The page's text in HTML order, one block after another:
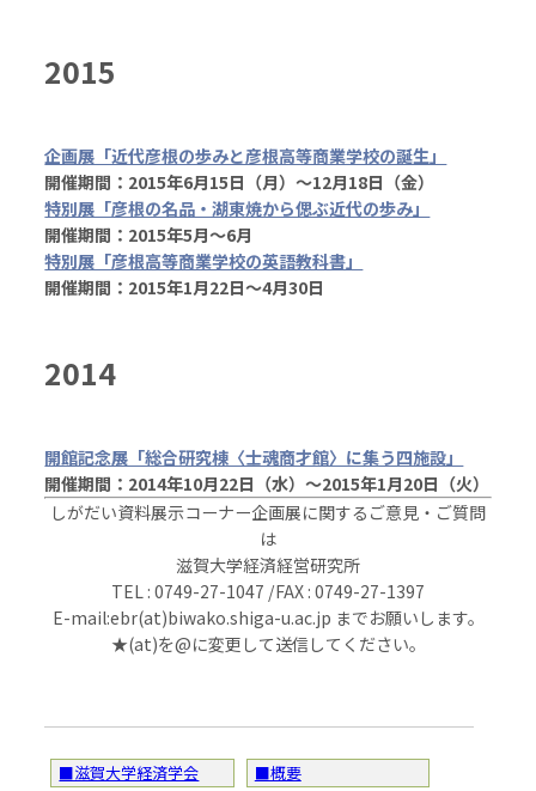
2015
企画展「近代彦根の歩みと彦根高等商業学校の誕生」
開催期間：2015年6月15日（月）～12月18日（金）
特別展「彦根の名品・湖東焼から偲ぶ近代の歩み」
開催期間：2015年5月～6月
特別展「彦根高等商業学校の英語教科書」
開催期間：2015年1月22日～4月30日
2014
開館記念展「総合研究棟〈士魂商才館〉に集う四施設」
開催期間：2014年10月22日（水）～2015年1月20日（火）
しがだい資料展示コーナー企画展に関するご意見・ご質問
は
滋賀大学経済経営研究所
TEL : 0749-27-1047 /FAX : 0749-27-1397
E-mail:ebr(at)biwako.shiga-u.ac.jp までお願いします。
★(at)を@に変更して送信してください。
■滋賀大学経済学会
■概要